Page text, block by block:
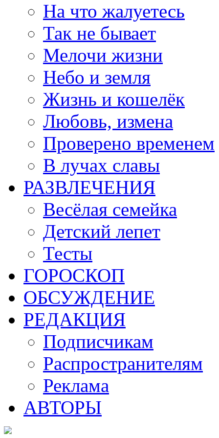
На что жалуетесь
Так не бывает
Мелочи жизни
Небо и земля
Жизнь и кошелёк
Любовь, измена
Проверено временем
В лучах славы
РАЗВЛЕЧЕНИЯ
Весёлая семейка
Детский лепет
Тесты
ГОРОСКОП
ОБСУЖДЕНИЕ
РЕДАКЦИЯ
Подписчикам
Распространителям
Реклама
АВТОРЫ